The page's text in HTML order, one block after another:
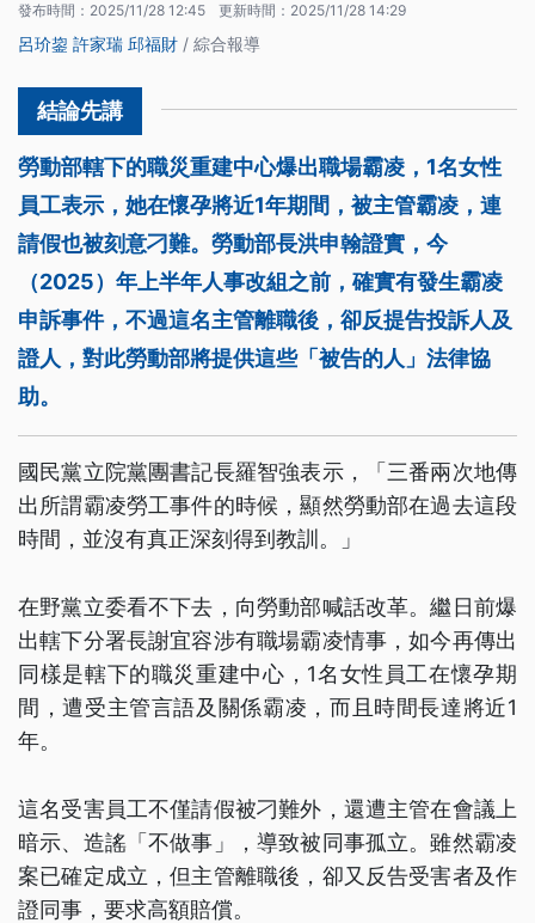
發布時間： 2025/11/28 12:45 更新時間： 2025/11/28 14:29
呂玠鋆 許家瑞 邱福財 / 綜合報導
勞動部轄下的職災重建中心爆出職場霸凌，1名女性
員工表示，她在懷孕將近1年期間，被主管霸凌，連
請假也被刻意刁難。勞動部長洪申翰證實，今
（2025）年上半年人事改組之前，確實有發生霸凌
申訴事件，不過這名主管離職後，卻反提告投訴人及
證人，對此勞動部將提供這些「被告的人」法律協
助。
國民黨立院黨團書記長羅智強表示，「三番兩次地傳
出所謂霸凌勞工事件的時候，顯然勞動部在過去這段
時間，並沒有真正深刻得到教訓。」
在野黨立委看不下去，向勞動部喊話改革。繼日前爆
出轄下分署長謝宜容涉有職場霸凌情事，如今再傳出
同樣是轄下的職災重建中心，1名女性員工在懷孕期
間，遭受主管言語及關係霸凌，而且時間長達將近1
年。
這名受害員工不僅請假被刁難外，還遭主管在會議上
暗示、造謠「不做事」，導致被同事孤立。雖然霸凌
案已確定成立，但主管離職後，卻又反告受害者及作
證同事，要求高額賠償。